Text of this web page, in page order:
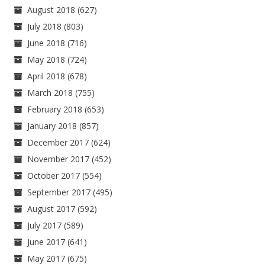
August 2018 (627)
July 2018 (803)
June 2018 (716)
May 2018 (724)
April 2018 (678)
March 2018 (755)
February 2018 (653)
January 2018 (857)
December 2017 (624)
November 2017 (452)
October 2017 (554)
September 2017 (495)
August 2017 (592)
July 2017 (589)
June 2017 (641)
May 2017 (675)